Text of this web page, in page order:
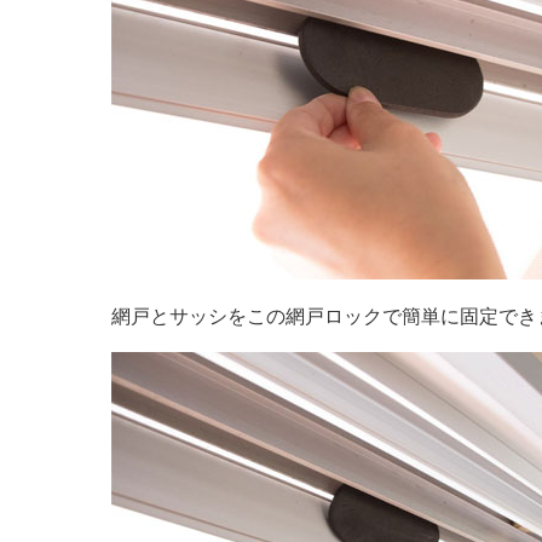
網戸とサッシをこの網戸ロックで簡単に固定で